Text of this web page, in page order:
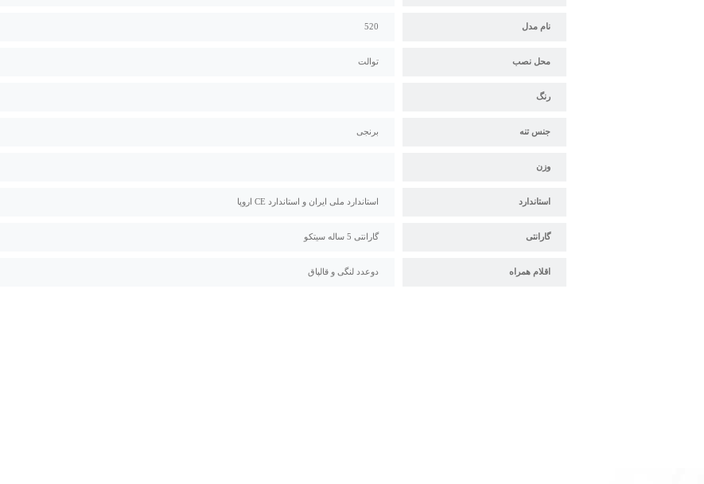
نام مدل 520
محل نصب توالت
رنگ
جنس تنه برنجی
وزن
استاندارد استاندارد ملی ایران و استاندارد CE اروپا
گارانتی گارانتی 5 ساله سیتکو
اقلام همراه دوعدد لنگی و قالپاق